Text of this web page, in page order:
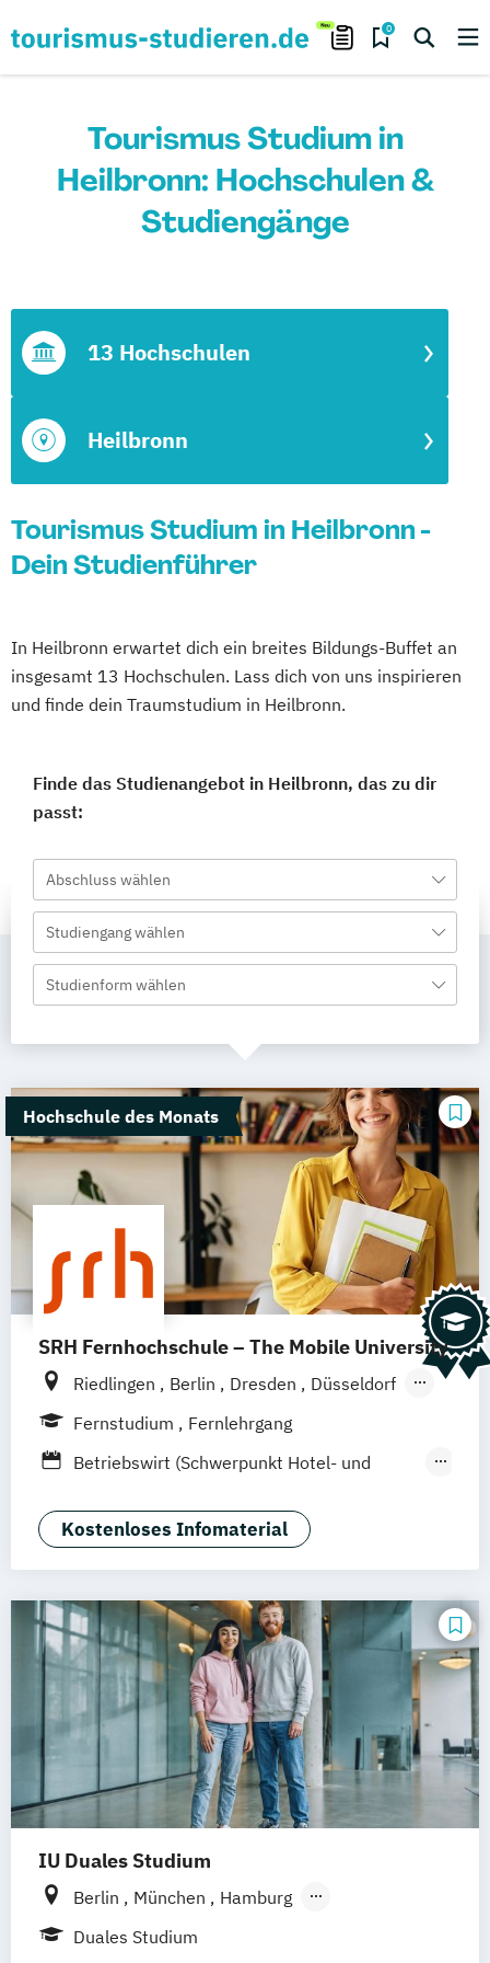
0
Tourismus Studium in
Heilbronn: Hochschulen &
Studiengänge
Heilbronn
13 Hochschulen
Tourismus Studium in Heilbronn -
Dein Studienführer
In Heilbronn erwartet dich ein breites Bildungs-Buffet an
insgesamt 13 Hochschulen. Lass dich von uns inspirieren
und finde dein Traumstudium in Heilbronn.
Finde das Studienangebot in Heilbronn, das zu dir
passt:
Abschluss wählen
Studiengang wählen
Studienform wählen
Hochschule des Monats
SRH Fernhochschule – The Mobile University
Riedlingen Berlin Dresden
Düsseldorf
Hamburg
Hannover Köln
Mannheim
Wertheim Wien
Frankfurt am Main Hamm Zürich
Fernstudium
Fernlehrgang
Betriebswirt (Schwerpunkt Hotel- und
Betriebswirtschaft und Hotelmanagement
Kostenloses Infomaterial
IU Duales Studium
Berlin München
Hamburg
Frankfurt am Main
Duales Studium